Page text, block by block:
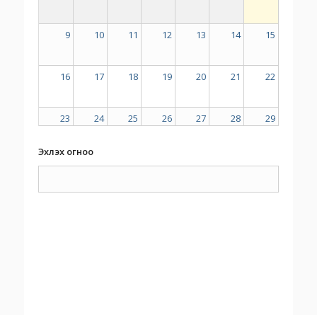
9 10 11 12 13 14 15
16 17 18 19 20 21 22
23 24 25 26 27 28 29
Эхлэх огноо